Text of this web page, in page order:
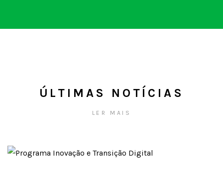
ÚLTIMAS NOTÍCIAS
LER MAIS